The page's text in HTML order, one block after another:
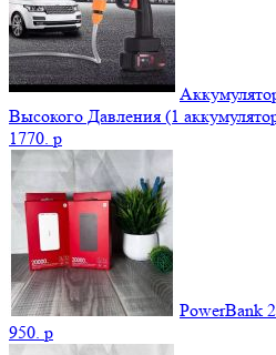
Высокого Давления (1
1770. p
PowerBank
950. p